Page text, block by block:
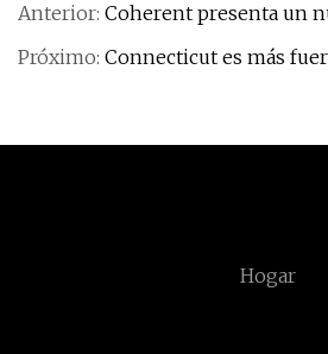
Anterior: Coherent presenta un
Próximo: Connecticut es más
Hogar